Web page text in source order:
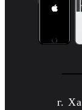
г.